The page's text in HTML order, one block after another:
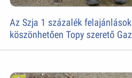
Az Szja 1 százalék
köszönhetően Topy szerető